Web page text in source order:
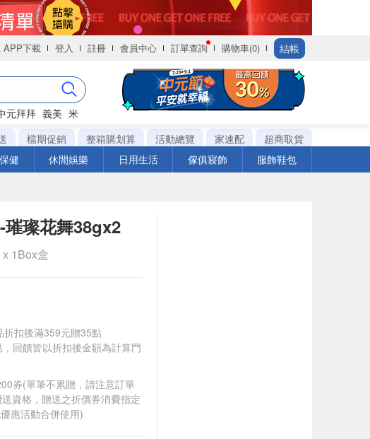
APP下載 登入 註冊 會員中心 訂單查詢 購物車(0) 結帳
元拜拜 義美 米
檔期促銷 整箱購划算 活動總覽 家速配
超商取貨
健 休閒娛樂 日用生活 傢俱寢飾 服飾鞋包
璨花舞38gx2
1Box盒
扣後滿359元贈35點
回饋皆以折扣後金額為計算門
券(單筆不累贈，請注意訂單
資格，贈送之折價券消費指定
惠活動合併使用)